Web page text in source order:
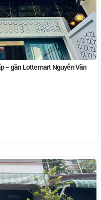
– gần Lottemart Nguyễn Văn